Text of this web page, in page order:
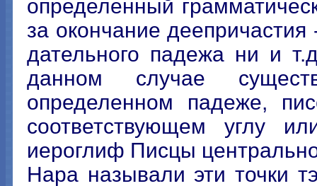
определенный
за окончание
дательного падежа ни и
данном случае
определенном падеже,
соответствующем углу
иероглиф Писцы
Нара называли эти точки